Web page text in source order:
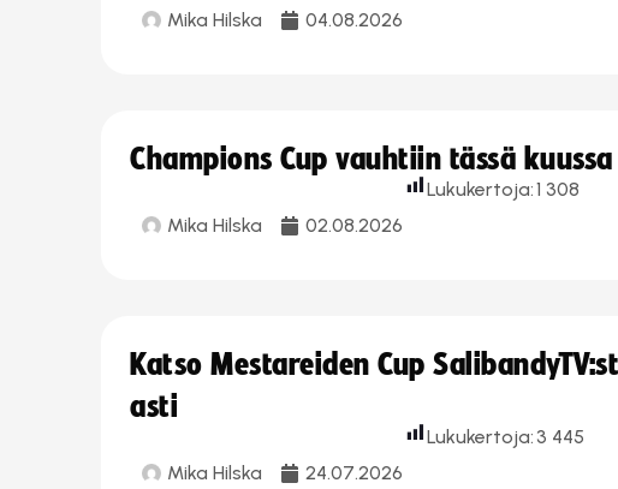
Mika Hilska 04.08.2026
Champions Cup vauhtiin tässä
Mika Hilska 02.08.2026
Lukukertoja:1 308
Katso Mestareiden Cup
asti
Mika Hilska 24.07.2026
Lukukertoja: 3 445